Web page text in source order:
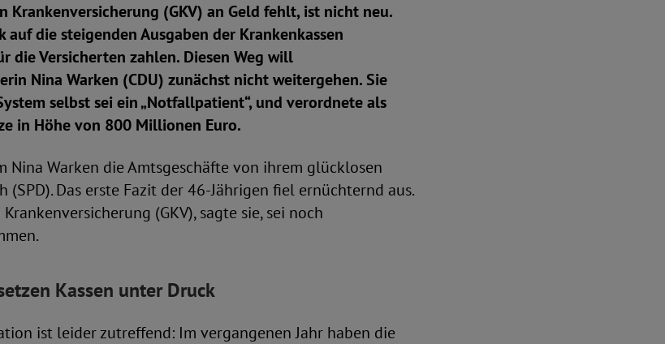
Krankenversicherung (GKV) an Geld fehlt, ist nicht neu.
die steigenden Ausgaben der Krankenkassen
die Versicherten zahlen. Diesen Weg will
Nina Warken (CDU) zunächst nicht weitergehen. Sie
selbst sei ein „Notfallpatient“, und verordnete als
in Höhe von 800 Millionen Euro.
Nina Warken die Amtsgeschäfte von ihrem glücklosen
(SPD). Das erste Fazit der 46-Jährigen fiel ernüchternd aus.
(GKV), sagte sie, sei noch
Kassen unter Druck
ist leider zutreffend: Im vergangenen Jahr haben die